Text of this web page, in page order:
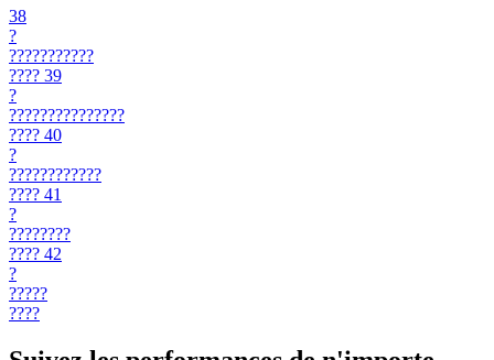
38
?
???????????
???? 39
?
???????????????
???? 40
?
????????????
???? 41
?
????????
???? 42
?
?????
????